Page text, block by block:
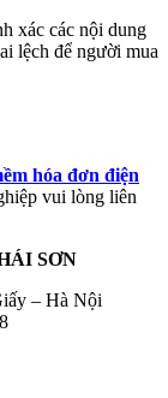
xác các nội dung
lệch để người mua
hóa đơn điện
vui lòng liên
SƠN
– Hà Nội